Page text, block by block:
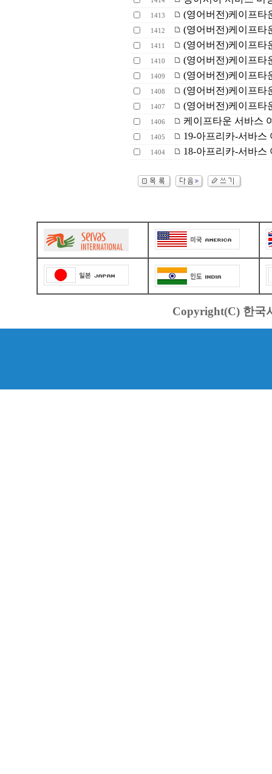
1413 (영어버전)케이프타
1412 (영어버전)케이프타
1411 (영어버전)케이프타
1410 (영어버전)케이프타
1409 (영어버전)케이프타
1408 (영어버전)케이프타
1407 (영어버전)케이프타
1406 케이프타운 서바스
1405 19-아프리카-서바스
1404 18-아프리카-서바스
Copyright(C) 한국